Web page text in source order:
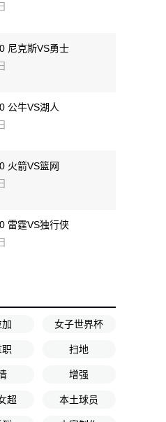
尼克斯VS勇士
公牛VS湖人
火箭VS篮网
雷霆VS独行侠
女子世界杯
扫地
增强
超 本土球员